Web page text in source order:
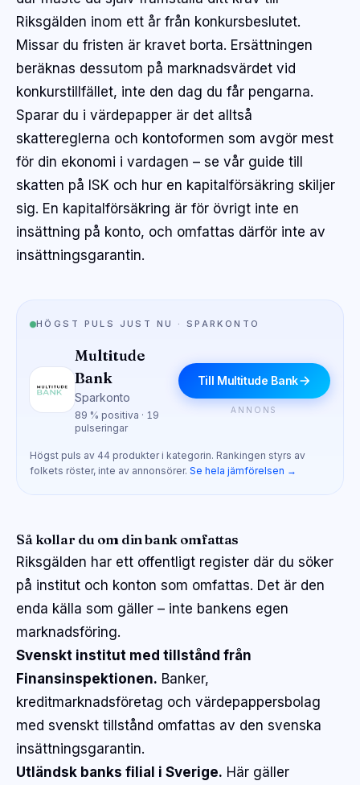
Riksgälden inom ett år från konkursbeslutet.
Missar du fristen är kravet borta. Ersättningen
beräknas dessutom på marknadsvärdet vid
konkurstillfället, inte den dag du får pengarna.
Sparar du i värdepapper är det alltså
skattereglerna och kontoformen som avgör mest
för din ekonomi i vardagen – se vår guide till
skatten på ISK och hur en kapitalförsäkring skiljer
sig. En kapitalförsäkring är för övrigt inte en
insättning på konto, och omfattas därför inte av
insättningsgarantin.
HÖGST PULS JUST NU · SPARKONTO
Multitude
Bank
Sparkonto
89 % positiva · 19
pulseringar
Till Multitude Bank
ANNONS
Högst puls av 44 produkter i kategorin. Rankingen styrs av
folkets röster, inte av annonsörer. Se hela jämförelsen →
Så kollar du om din bank omfattas
Riksgälden har ett offentligt register där du söker
på institut och konton som omfattas. Det är den
enda källa som gäller – inte bankens egen
marknadsföring.
Svenskt institut med tillstånd från
Finansinspektionen. Banker,
kreditmarknadsföretag och värdepappersbolag
med svenskt tillstånd omfattas av den svenska
insättningsgarantin.
Utländsk banks filial i Sverige. Här gäller